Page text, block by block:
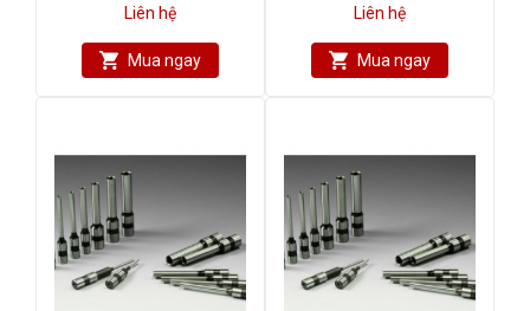
Liên hệ
Mua ngay
Liên hệ
Mua ngay